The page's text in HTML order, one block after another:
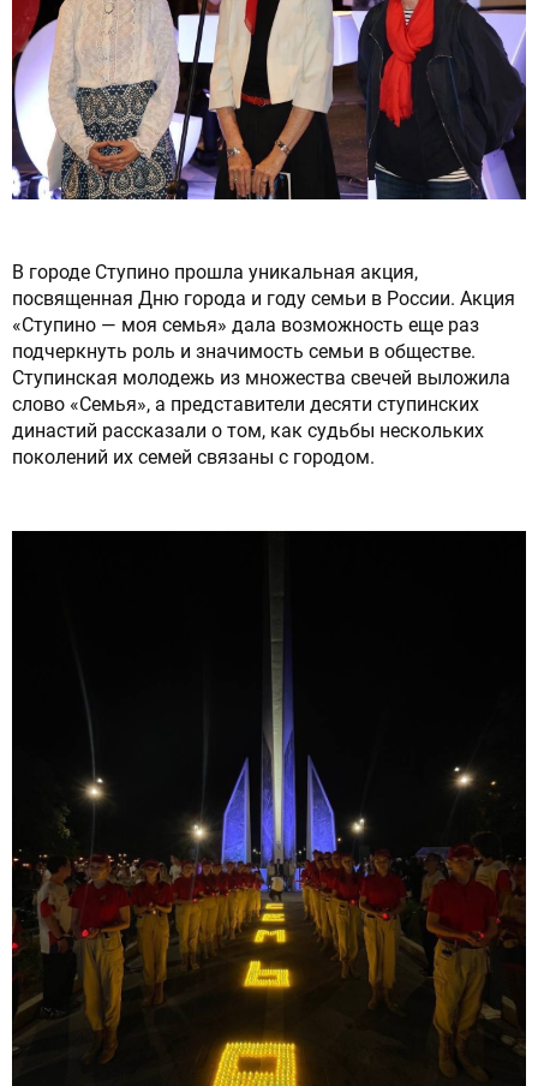
ОТПРАВИТЬ СООБЩЕНИЕ
Нажимая на кнопку “Отправить сообщение”,
вы даете согласие на обработку
персональных данных в соответствии с
политикой конфиденциальности
Сброс настроек
В городе Ступино прошла уникальная акция,
посвященная Дню города и году семьи в России. Акция
«Ступино — моя семья» дала возможность еще раз
подчеркнуть роль и значимость семьи в обществе.
Ступинская молодежь из множества свечей выложила
слово «Семья», а представители десяти ступинских
династий рассказали о том, как судьбы нескольких
поколений их семей связаны с городом.